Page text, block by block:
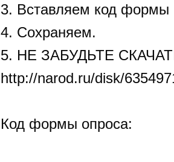
3. Вставляем код формы
4. Сохраняем.
5. НЕ ЗАБУДЬТЕ
http://narod.ru/disk/
Код формы опроса: